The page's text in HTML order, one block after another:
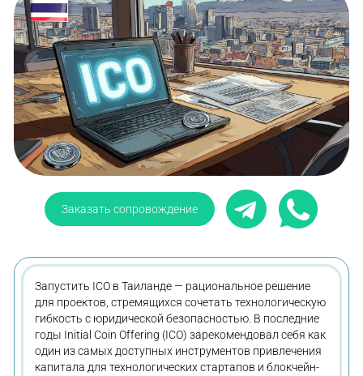
Заказать сопровождение
Запустить ICO в Таиланде — рациональное решение
для проектов, стремящихся сочетать технологическую
гибкость с юридической безопасностью. В последние
годы Initial Coin Offering (ICO) зарекомендовал себя как
один из самых доступных инструментов привлечения
капитала для технологических стартапов и блокчейн-